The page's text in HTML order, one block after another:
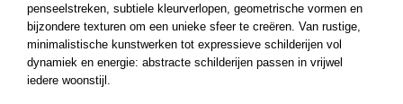
penseelstreken, subtiele kleurverlopen, geometrische vormen en
bijzondere texturen om een unieke sfeer te creëren. Van rustige,
minimalistische kunstwerken tot expressieve schilderijen vol
dynamiek en energie: abstracte schilderijen passen in vrijwel
iedere woonstijl.